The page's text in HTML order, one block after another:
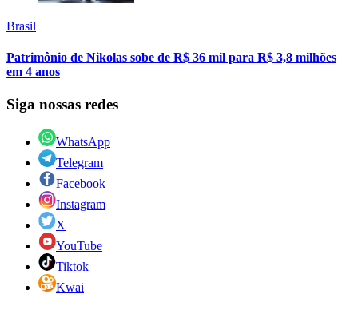
Brasil
Patrimônio de Nikolas sobe de R$ 36 mil para R$ 3,8 milhões
em 4 anos
Siga nossas redes
WhatsApp
Telegram
Facebook
Instagram
X
YouTube
Tiktok
Kwai